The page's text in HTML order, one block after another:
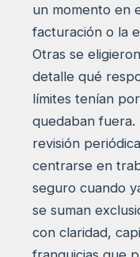
un momento en
facturación o la
Otras se
detalle qué
límites tenían
quedaban fuera.
revisión
centrarse en
seguro cuando
se suman
con claridad,